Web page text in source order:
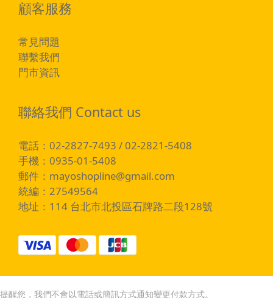
顧客服務
常見問題
聯繫我們
門市資訊
聯絡我們 Contact us
電話：02-2827-7493 / 02-2821-5408
手機：0935-01-5408
郵件： mayoshopline@gmail.com
統編：27549564
地址：114 台北市北投區石牌路二段128號
提醒您，我們不會以電話或簡訊方式通知變更付款方式。